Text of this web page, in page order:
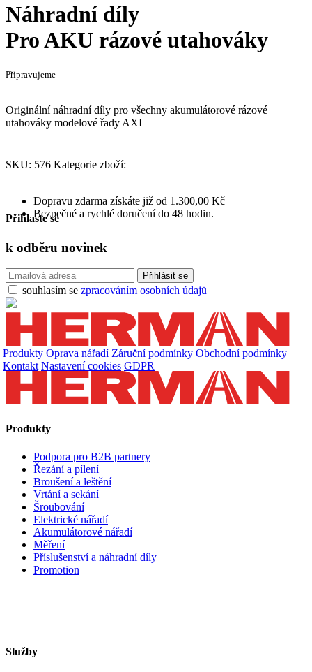
Náhradní díly
Pro AKU rázové utahováky
Připravujeme
Originální náhradní díly pro všechny akumulátorové rázové
utahováky modelové řady AXI
SKU: 576 Kategorie zboží:
Dopravu zdarma získáte již od 1.300,00 Kč
Bezpečné a rychlé doručení do 48 hodin.
Přihlaste se
k odběru novinek
souhlasím se zpracováním osobních údajů
Produkty Oprava nářadí Záruční podmínky Obchodní podmínky
Kontakt Nastavení cookies GDPR
Produkty
Podpora pro B2B partnery
Řezání a pílení
Broušení a leštění
Vrtání a sekání
Šroubování
Elektrické nářadí
Akumulátorové nářadí
Měření
Příslušenství a náhradní díly
Promotion
Služby